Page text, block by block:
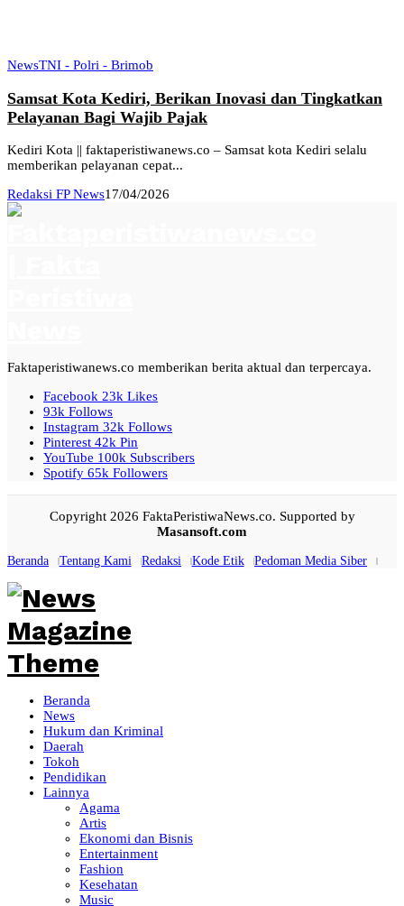
NewsTNI - Polri - Brimob
Samsat Kota Kediri, Berikan Inovasi dan Tingkatkan
Pelayanan Bagi Wajib Pajak
Kediri Kota || faktaperistiwanews.co – Samsat kota Kediri selalu
memberikan pelayanan cepat...
Redaksi FP News17/04/2026
Faktaperistiwanews.co memberikan berita aktual dan terpercaya.
Facebook 23k Likes
93k Follows
Instagram 32k Follows
Pinterest 42k Pin
YouTube 100k Subscribers
Spotify 65k Followers
Copyright 2026 FaktaPeristiwaNews.co. Supported by
Masansoft.com
Beranda Tentang Kami Redaksi Kode Etik Pedoman Media Siber
Beranda
News
Hukum dan Kriminal
Daerah
Tokoh
Pendidikan
Lainnya
Agama
Artis
Ekonomi dan Bisnis
Entertainment
Fashion
Kesehatan
Music